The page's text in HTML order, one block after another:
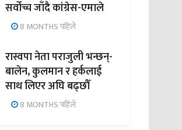
सर्वोच्च जाँदै कांग्रेस-एमाले
8 MONTHS पहिले
रास्वपा नेता पराजुली भन्छन्-
बालेन, कुलमान र हर्कलाई
साथ लिएर अघि बढ्छौँ
8 MONTHS पहिले